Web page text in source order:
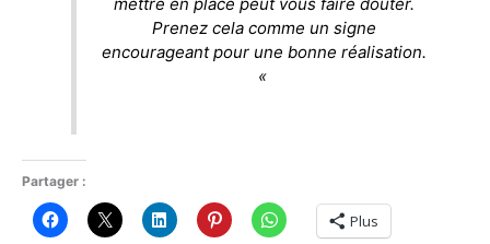
Prenez cela comme un signe
encourageant pour une bonne réalisation.
«
Partager :
Plus